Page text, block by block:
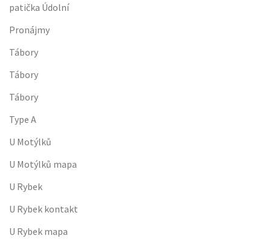
patička Údolní
Pronájmy
Tábory
Tábory
Tábory
Type A
U Motýlků
U Motýlků mapa
U Rybek
U Rybek kontakt
U Rybek mapa